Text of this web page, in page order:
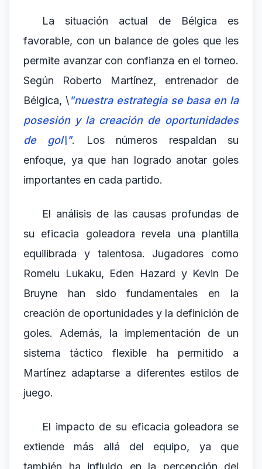
La situación actual de Bélgica es
favorable, con un balance de goles que les
permite avanzar con confianza en el torneo.
Según Roberto Martínez, entrenador de
Bélgica, \"nuestra estrategia se basa en la
posesión y la creación de oportunidades
de gol\". Los números respaldan su
enfoque, ya que han logrado anotar goles
importantes en cada partido.
El análisis de las causas profundas de
su eficacia goleadora revela una plantilla
equilibrada y talentosa. Jugadores como
Romelu Lukaku, Eden Hazard y Kevin De
Bruyne han sido fundamentales en la
creación de oportunidades y la definición de
goles. Además, la implementación de un
sistema táctico flexible ha permitido a
Martínez adaptarse a diferentes estilos de
juego.
El impacto de su eficacia goleadora se
extiende más allá del equipo, ya que
también ha influido en la percepción del